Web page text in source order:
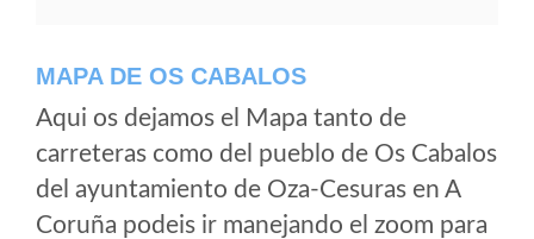
MAPA DE OS CABALOS
Aqui os dejamos el Mapa tanto de
carreteras como del pueblo de Os Cabalos
del ayuntamiento de Oza-Cesuras en A
Coruña podeis ir manejando el zoom para